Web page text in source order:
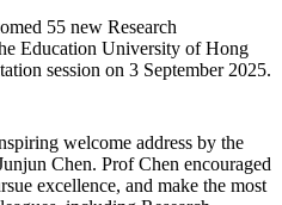
55 new Research
Education University of Hong
session on 3 September 2025.
welcome address by the
Chen. Prof Chen encouraged
excellence, and make the most